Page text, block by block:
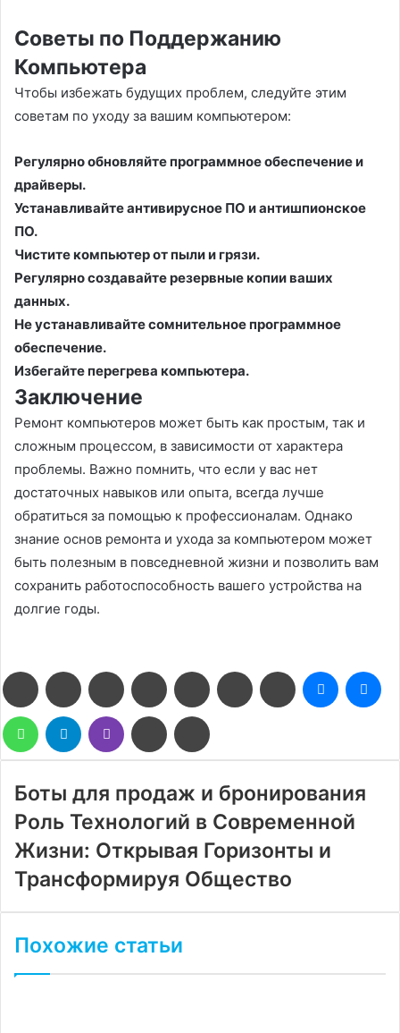
Советы по Поддержанию
Компьютера
Чтобы избежать будущих проблем, следуйте этим
советам по уходу за вашим компьютером:
Регулярно обновляйте программное обеспечение и
драйверы.
Устанавливайте антивирусное ПО и антишпионское
ПО.
Чистите компьютер от пыли и грязи.
Регулярно создавайте резервные копии ваших
данных.
Не устанавливайте сомнительное программное
обеспечение.
Избегайте перегрева компьютера.
Заключение
Ремонт компьютеров может быть как простым, так и
сложным процессом, в зависимости от характера
проблемы. Важно помнить, что если у вас нет
достаточных навыков или опыта, всегда лучше
обратиться за помощью к профессионалам. Однако
знание основ ремонта и ухода за компьютером может
быть полезным в повседневной жизни и позволить вам
сохранить работоспособность вашего устройства на
долгие годы.
FacebookTwitter LinkedIn Pinterest Reddit ВконтактеОдноклассники
Messenger
WhatsAppTelegram Viber
Поделиться
через
электронную
Боты для продаж и бронирования
Роль Технологий в Современной
Жизни: Открывая Горизонты и
Трансформируя Общество
Похожие статьи